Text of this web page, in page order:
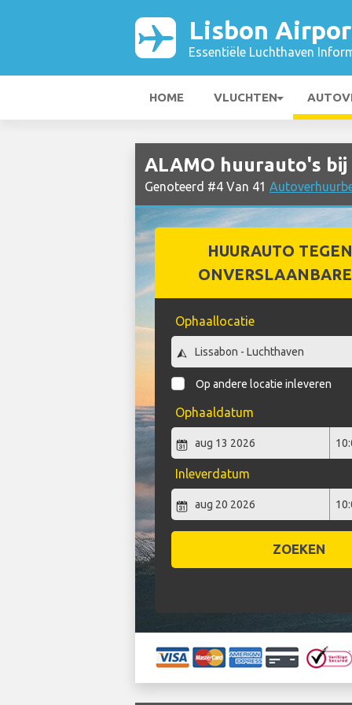
Lisbon
Essentiële Luchthaven
HOME VLUCHTEN
ALAMO huurauto's
Genoteerd #4 Van 41
HUURAUTO
Ophaallocatie
Op andere locatie inleveren
Ophaaldatum
Inleverdatum
ZOEKEN